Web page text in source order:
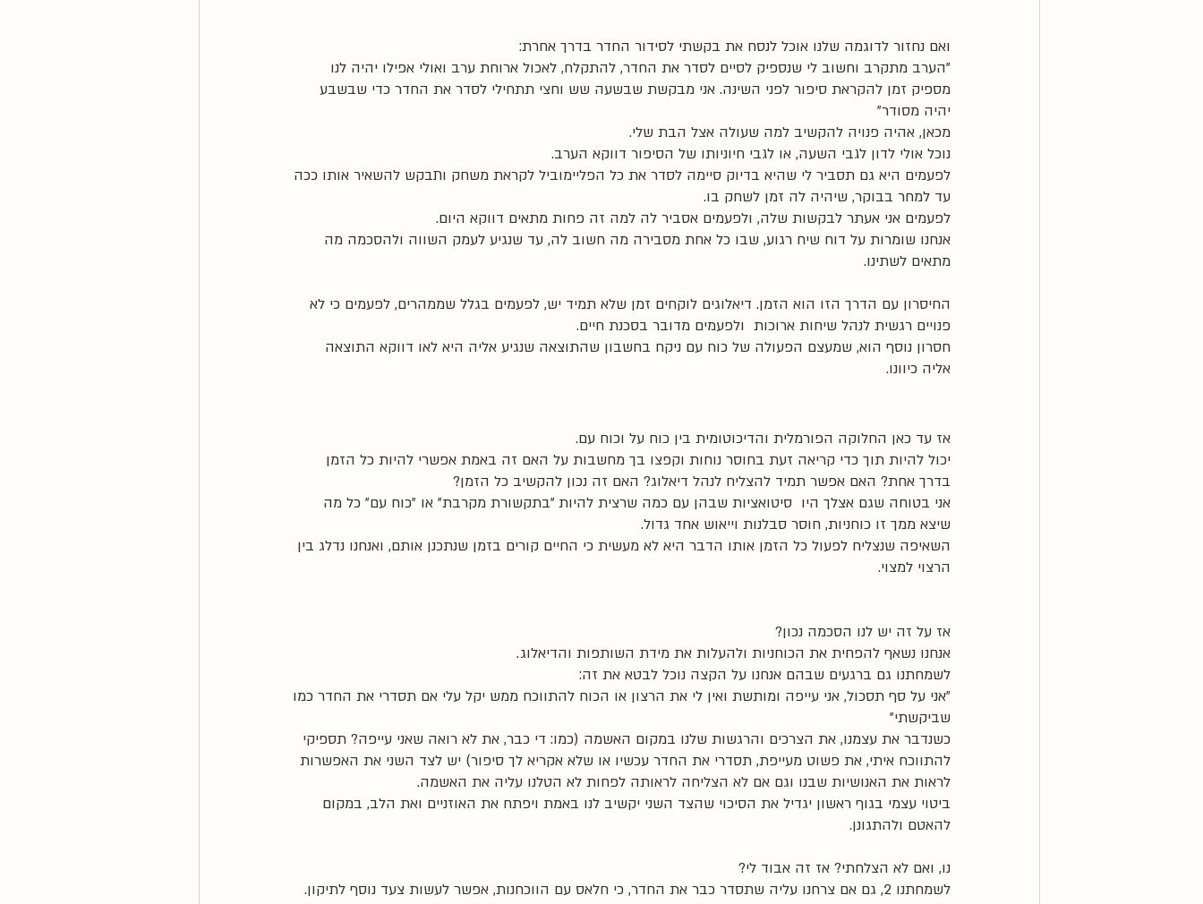
ואם נחזור לדוגמה שלנו אוכל לנסח את בקשתי לסידור החדר בדרך אחרת:
"הערב מתקרב וחשוב לי שנספיק לסיים לסדר את החדר, להתקלח, לאכול ארוחת ערב ואולי אפילו יהיה לנו
מספיק זמן להקראת סיפור לפני השינה. אני מבקשת שבשעה שש וחצי תתחילי לסדר את החדר כדי שבשבע
יהיה מסודר"
מכאן, אהיה פנויה להקשיב למה שעולה אצל הבת שלי.
נוכל אולי לדון לגבי השעה, או לגבי חיוניותו של הסיפור דווקא הערב.
לפעמים היא גם תסביר לי שהיא בדיוק סיימה לסדר את כל הפליימוביל לקראת משחק ותבקש להשאיר אותו ככה
עד למחר בבוקר, שיהיה לה זמן לשחק בו.
לפעמים אני אעתר לבקשות שלה, ולפעמים אסביר לה למה זה פחות מתאים דווקא היום.
אנחנו שומרות על דוח שיח רגוע, שבו כל אחת מסבירה מה חשוב לה, עד שנגיע לעמק השווה ולהסכמה מה
מתאים לשתינו.
החיסרון עם הדרך הזו הוא הזמן. דיאלוגים לוקחים זמן שלא תמיד יש, לפעמים בגלל שממהרים, לפעמים כי לא
פנויים רגשית לנהל שיחות ארוכות  ולפעמים מדובר בסכנת חיים.
חסרון נוסף הוא, שמעצם הפעולה של כוח עם ניקח בחשבון שהתוצאה שנגיע אליה היא לאו דווקא התוצאה
אליה כיוונו.
אז עד כאן החלוקה הפורמלית והדיכוטומית בין כוח על וכוח עם.
יכול להיות תוך כדי קריאה זעת בחוסר נוחות וקפצו בך מחשבות על האם זה באמת אפשרי להיות כל הזמן
בדרך אחת? האם אפשר תמיד להצליח לנהל דיאלוג? האם זה נכון להקשיב כל הזמן?
אני בטוחה שגם אצלך היו  סיטואציות שבהן עם כמה שרצית להיות "בתקשורת מקרבת" או "כוח עם" כל מה
שיצא ממך זו כוחניות, חוסר סבלנות וייאוש אחד גדול.
השאיפה שנצליח לפעול כל הזמן אותו הדבר היא לא מעשית כי החיים קורים בזמן שנתכנן אותם, ואנחנו נדלג בין
הרצוי למצוי.
אז על זה יש לנו הסכמה נכון?
אנחנו נשאף להפחית את הכוחניות ולהעלות את מידת השותפות והדיאלוג.
לשמחתנו גם ברגעים שבהם אנחנו על הקצה נוכל לבטא את זה:
"אני על סף תסכול, אני עייפה ומותשת ואין לי את הרצון או הכוח להתווכח ממש יקל עלי אם תסדרי את החדר כמו
שביקשתי"
כשנדבר את עצמנו, את הצרכים והרגשות שלנו במקום האשמה (כמו: די כבר, את לא רואה שאני עייפה? תספיקי
להתווכח איתי, את פשוט מעייפת, תסדרי את החדר עכשיו או שלא אקריא לך סיפור) יש לצד השני את האפשרות
לראות את האנושיות שבנו וגם אם לא הצליחה לראותה לפחות לא הטלנו עליה את האשמה.
ביטוי עצמי בגוף ראשון יגדיל את הסיכוי שהצד השני יקשיב לנו באמת ויפתח את האוזניים ואת הלב, במקום
להאטם ולהתגונן.
נו, ואם לא הצלחתי? אז זה אבוד לי?
לשמחתנו 2, גם אם צרחנו עליה שתסדר כבר את החדר, כי חלאס עם הווכחנות, אפשר לעשות צעד נוסף לתיקון.